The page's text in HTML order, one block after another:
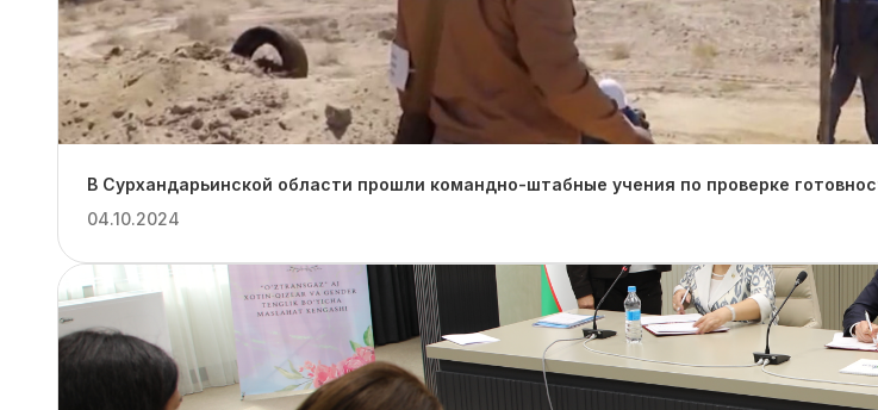
В Сурхандарьинской области прошли командно-штабные учения по проверке
04.10.2024